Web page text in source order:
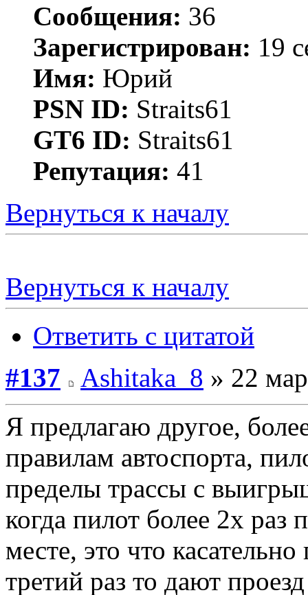
Сообщения: 36
Зарегистрирован: 19
Имя: Юрий
PSN ID: Straits61
GT6 ID: Straits61
Репутация: 41
Вернуться к началу
Вернуться к началу
Ответить с цитатой
#137
Ashitaka_8 » 22
Я предлагаю другое,
правилам автоспорта,
пределы трассы с
когда пилот более 2х
месте, это что
третий раз то дают